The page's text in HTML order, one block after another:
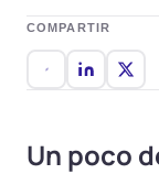
COMPARTIR
Un poco